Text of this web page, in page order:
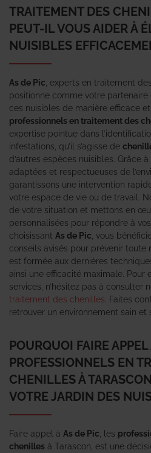
TRAITEMENT DES
PEUT-IL VOUS AIDER À
NUISIBLES
As de Pic , experts en traitement des
positionne comme votre
ces nuisibles de manière efficace
professionnels en traitement des
expertise pointue dans
infestations, qu’il s’agisse de
d’autres espèces nuisibles. Grâce
adaptées et respectueuses de
garantissons une intervention
votre espace de vie ou de travail.
de votre situation et mettons en
personnalisées pour répondre à
choisissant As de Pic , vous
conseils avisés pour prévenir
est formée aux dernières
ainsi une efficacité maximale. Pour
services, n’hésitez pas à consulter
traitement des chenilles . Faites
retrouver un environnement sain et
POURQUOI FAIRE
PROFESSIONNELS EN
CHENILLES À
VOTRE JARDIN DES
Faire appel à As de Pic , les
chenilles à Tarascon, est une